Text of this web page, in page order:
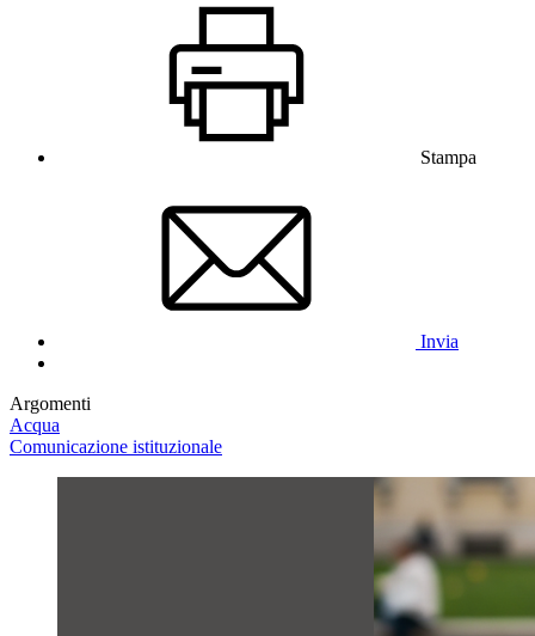
Stampa
Invia
Argomenti
Acqua
Comunicazione istituzionale